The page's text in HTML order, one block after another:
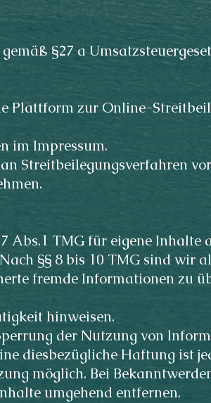
§27 a
Plattform zur Online-
im Impressum.
Streitbeilegungsverfahren
TMG für eigene Inhalte
§§ 8 bis 10 TMG sind wir
fremde Informationen zu
hinweisen.
der Nutzung von
diesbezügliche Haftung ist
möglich. Bei
umgehend entfernen.